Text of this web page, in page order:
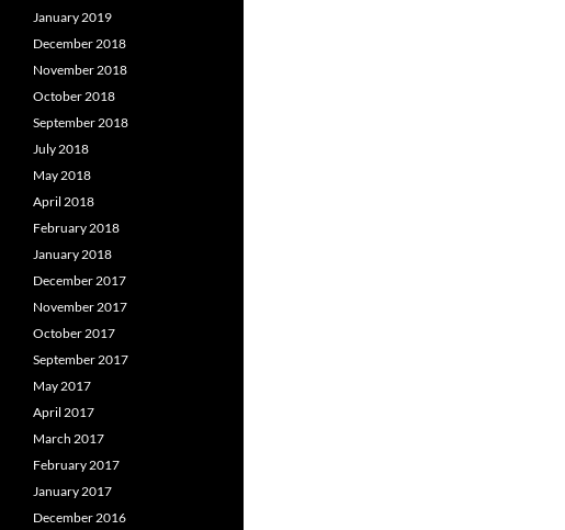
January 2019
December 2018
November 2018
October 2018
September 2018
July 2018
May 2018
April 2018
February 2018
January 2018
December 2017
November 2017
October 2017
September 2017
May 2017
April 2017
March 2017
February 2017
January 2017
December 2016